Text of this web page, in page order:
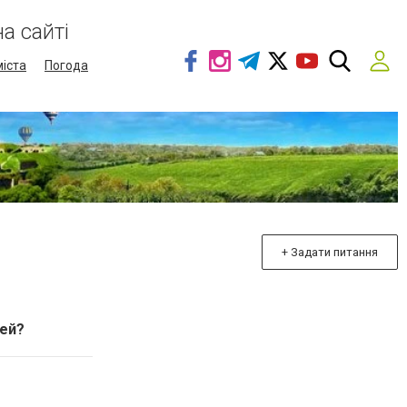
сайті
Погода
+ Задати питання